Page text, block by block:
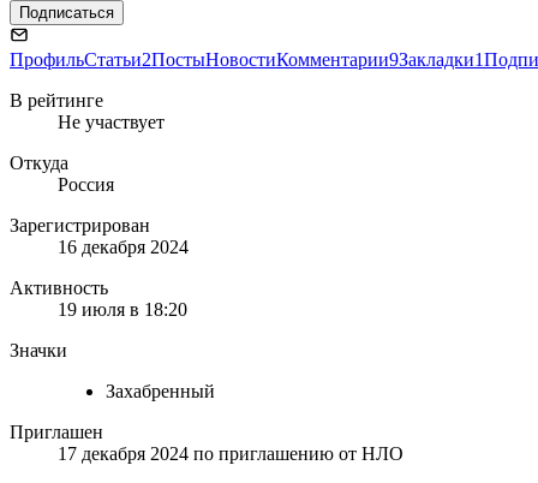
Подписаться
ПрофильСтатьи2ПостыНовостиКомментарии9Закладки1
В рейтинге
Не участвует
Откуда
Россия
Зарегистрирован
16 декабря 2024
Активность
19 июля в 18:20
Значки
Захабренный
Приглашен
17 декабря 2024 по приглашению от НЛО